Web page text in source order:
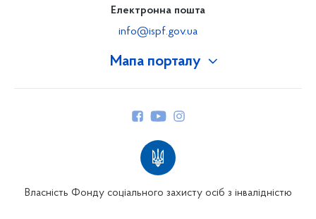
Мапа порталу
Електронна пошта
info@ispf.gov.ua
Власність Фонду соціального захисту осіб з інвалідністю